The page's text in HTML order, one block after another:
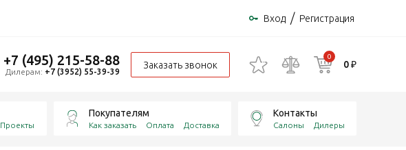
Вход / Регистрация
+7 (495) 215-58-88
Дилерам: +7 (3952) 55-39-39
Заказать звонок
0
0 ₽
Проекты
Покупателям
Как заказать Оплата Доставка
Контакты
Салоны Дилеры